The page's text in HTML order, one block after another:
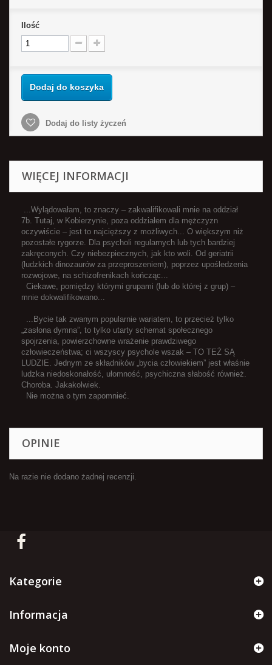
Ilość
Dodaj do koszyka
Dodaj do listy życzeń
WIĘCEJ INFORMACJI
...Wylądowałam, to znaczy – zakwalifikowali mnie na oddział
7b. Tutaj, w Kobierzynie, poza oddziałem dla mężczyzn
oczywiście – jest to najcięższy z możliwych... O większym niż
pozostałe rygorze. Dla psycholi regularnych lub tych bardziej
zakręconych. Czy niebezpiecznych, jak kto woli. Od geriatrii
(ludzkich dinozaurów za przeproszeniem), poprzez upośledzenia
rozwojowe, na schizofrenikach kończąc...
Ciekawe, pomiędzy którymi grupami (lub do której z grup) –
mnie dokwalifikowano...
...Bycie tak zwanym popularnie wariatem, to przecież tylko
„zasłona dymna”, to tylko utarty schemat społecznego
spojrzenia, powierzchowne wrażenie prawdziwego
człowieczeństwa; ci wszyscy psychole wszak – TO TEŻ SĄ
LUDZIE. Jednym ze składników „bycia człowiekiem” jest właśnie
ludzka niedoskonałość, ułomność, psychiczna słabość również.
Choroba. Jakakolwiek.
Nie można o tym zapomnieć.
OPINIE
Na razie nie dodano żadnej recenzji.
Kategorie
Informacja
Moje konto